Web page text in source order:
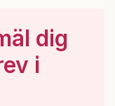
dig
i